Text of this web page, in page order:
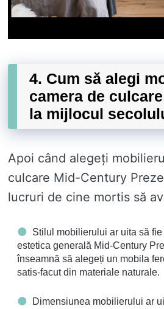
4. Cum să alegi
camera de
la mijlocul
Apoi când alegeți
culcare Mid-Century
lucruri de cine mortis să
Stilul mobilierului ar uita să
estetica generală Mid-Century
înseamnă să alegeți un mobila
satis-facut din materiale naturale.
Dimensiunea mobilierului ar